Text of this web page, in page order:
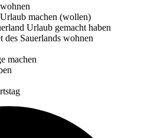
machen (wollen)
Urlaub gemacht haben
Sauerlands wohnen
machen